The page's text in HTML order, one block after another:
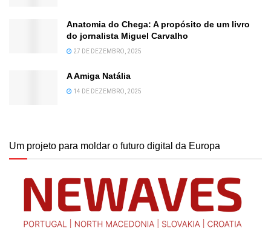
Anatomia do Chega: A propósito de um livro
do jornalista Miguel Carvalho
27 DE DEZEMBRO, 2025
A Amiga Natália
14 DE DEZEMBRO, 2025
Um projeto para moldar o futuro digital da Europa